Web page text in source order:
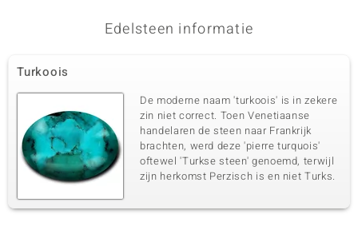
Edelsteen informatie
Turkoois
De moderne naam 'turkoois' is in zekere
zin niet correct. Toen Venetiaanse
handelaren de steen naar Frankrijk
brachten, werd deze 'pierre turquois'
oftewel 'Turkse steen' genoemd, terwijl
zijn herkomst Perzisch is en niet Turks.